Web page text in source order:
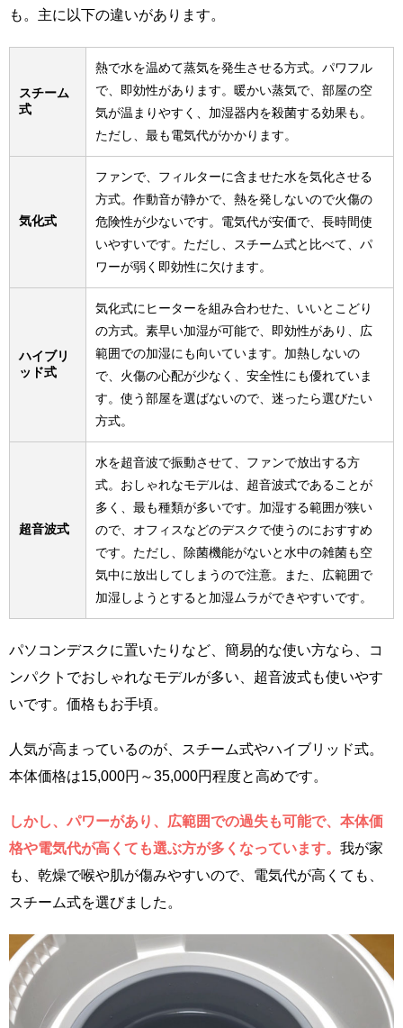
も。主に以下の違いがあります。
スチーム
式
熱で水を温めて蒸気を発生させる方式。パワフル
で、即効性があります。暖かい蒸気で、部屋の空
気が温まりやすく、加湿器内を殺菌する効果も。
ただし、最も電気代がかかります。
気化式
ファンで、フィルターに含ませた水を気化させる
方式。作動音が静かで、熱を発しないので火傷の
危険性が少ないです。電気代が安価で、長時間使
いやすいです。ただし、スチーム式と比べて、パ
ワーが弱く即効性に欠けます。
ハイブリ
ッド式
気化式にヒーターを組み合わせた、いいとこどり
の方式。素早い加湿が可能で、即効性があり、広
範囲での加湿にも向いています。加熱しないの
で、火傷の心配が少なく、安全性にも優れていま
す。使う部屋を選ばないので、迷ったら選びたい
方式。
超音波式
水を超音波で振動させて、ファンで放出する方
式。おしゃれなモデルは、超音波式であることが
多く、最も種類が多いです。加湿する範囲が狭い
ので、オフィスなどのデスクで使うのにおすすめ
です。ただし、除菌機能がないと水中の雑菌も空
気中に放出してしまうので注意。また、広範囲で
加湿しようとすると加湿ムラができやすいです。
パソコンデスクに置いたりなど、簡易的な使い方なら、コ
ンパクトでおしゃれなモデルが多い、超音波式も使いやす
いです。価格もお手頃。
人気が高まっているのが、スチーム式やハイブリッド式。
本体価格は15,000円～35,000円程度と高めです。
しかし、パワーがあり、広範囲での過失も可能で、本体価
格や電気代が高くても選ぶ方が多くなっています。 我が家
も、乾燥で喉や肌が傷みやすいので、電気代が高くても、
スチーム式を選びました。